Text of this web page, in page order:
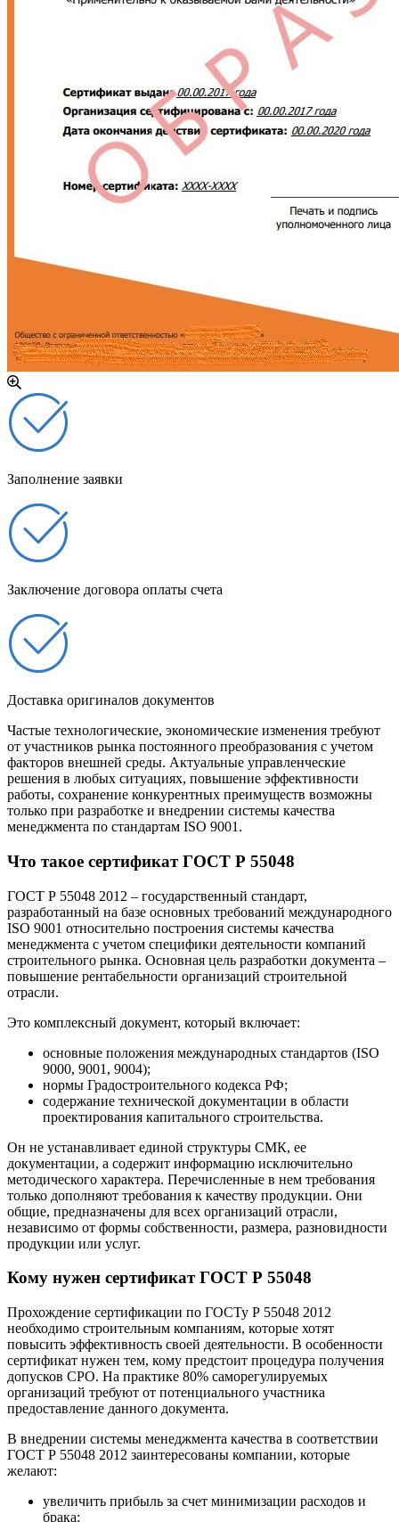
Заполнение заявки
Заключение договора оплаты счета
Доставка оригиналов документов
Частые технологические, экономические изменения требуют
от участников рынка постоянного преобразования с учетом
факторов внешней среды. Актуальные управленческие
решения в любых ситуациях, повышение эффективности
работы, сохранение конкурентных преимуществ возможны
только при разработке и внедрении системы качества
менеджмента по стандартам ISO 9001.
Что такое сертификат ГОСТ Р 55048
ГОСТ Р 55048 2012 – государственный стандарт,
разработанный на базе основных требований международного
ISO 9001 относительно построения системы качества
менеджмента с учетом специфики деятельности компаний
строительного рынка. Основная цель разработки документа –
повышение рентабельности организаций строительной
отрасли.
Это комплексный документ, который включает:
основные положения международных стандартов (ISO
9000, 9001, 9004);
нормы Градостроительного кодекса РФ;
содержание технической документации в области
проектирования капитального строительства.
Он не устанавливает единой структуры СМК, ее
документации, а содержит информацию исключительно
методического характера. Перечисленные в нем требования
только дополняют требования к качеству продукции. Они
общие, предназначены для всех организаций отрасли,
независимо от формы собственности, размера, разновидности
продукции или услуг.
Кому нужен сертификат ГОСТ Р 55048
Прохождение сертификации по ГОСТу Р 55048 2012
необходимо строительным компаниям, которые хотят
повысить эффективность своей деятельности. В особенности
сертификат нужен тем, кому предстоит процедура получения
допусков СРО. На практике 80% саморегулируемых
организаций требуют от потенциального участника
предоставление данного документа.
В внедрении системы менеджмента качества в соответствии
ГОСТ Р 55048 2012 заинтересованы компании, которые
желают:
увеличить прибыль за счет минимизации расходов и
брака;